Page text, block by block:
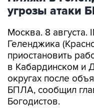
угрозы атаки
Москва. 8 августа.
Геленджика
приостановить
в Кабардинском и
округах после
БПЛА, сообщил
Богодистов.